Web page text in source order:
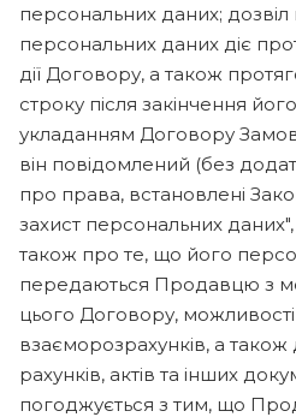
персональних даних;
персональних даних діє
дії Договору, а також
строку після закінчення
укладанням Договору
він повідомлений (без
про права, встановлені
захист персональних
також про те, що його
передаються Продавцю з
цього Договору,
взаєморозрахунків, а
рахунків, актів та інших
погоджується з тим, що